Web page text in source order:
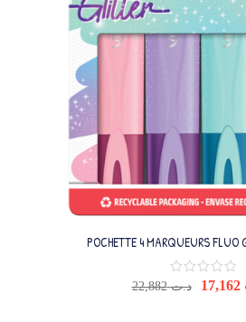
POCHETTE 4 MARQUEURS FLUO
د.ت22,882 17,162